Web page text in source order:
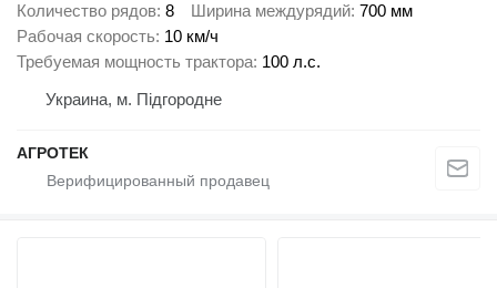
Количество рядов 8 Ширина междурядий 700 мм
Рабочая скорость 10 км/ч
Требуемая мощность трактора 100 л.с.
Украина, м. Підгородне
АГРОТЕК